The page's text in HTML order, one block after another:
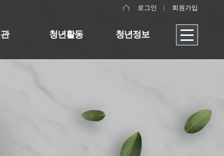
로그인 회원가입
청년활동 청년정보